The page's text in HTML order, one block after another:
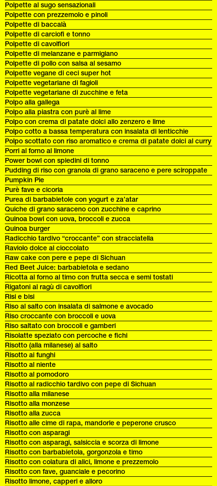
Polpette al sugo sensazionali
Polpette con prezzemolo e pinoli
Polpette di baccalà
Polpette di carciofi e tonno
Polpette di cavolfiori
Polpette di melanzane e parmigiano
Polpette di pollo con salsa al sesamo
Polpette vegane di ceci super hot
Polpette vegetariane di fagioli
Polpette vegetariane di zucchine e feta
Polpo alla gallega
Polpo alla piastra con purè al lime
Polpo con crema di patate dolci allo zenzero e lime
Polpo cotto a bassa temperatura con insalata di lenticchie
Polpo scottato con riso aromatico e crema di patate dolci al curry
Porri al forno al limone
Power bowl con spiedini di tonno
Pudding di riso con granola di grano saraceno e pere sciroppate
Pumpkin Pie
Purè fave e cicoria
Purea di barbabietole con yogurt e za’atar
Quiche di grano saraceno con zucchine e caprino
Quinoa bowl con uova, broccoli e zucca
Quinoa burger
Radicchio tardivo “croccante” con stracciatella
Raviolo dolce al cioccolato
Raw cake con pere e pepe di Sichuan
Red Beet Juice: barbabietola e sedano
Ricotta al forno al timo con frutta secca e semi tostati
Rigatoni al ragù di cavolfiori
Risi e bisi
Riso al salto con insalata di salmone e avocado
Riso croccante con broccoli e uova
Riso saltato con broccoli e gamberi
Risolatte speziato con percoche e fichi
Risotto (alla milanese) al salto
Risotto ai funghi
Risotto al niente
Risotto al pomodoro
Risotto al radicchio tardivo con pepe di Sichuan
Risotto alla milanese
Risotto alla monzese
Risotto alla zucca
Risotto alle cime di rapa, mandorle e peperone crusco
Risotto con asparagi
Risotto con asparagi, salsiccia e scorza di limone
Risotto con barbabietola, gorgonzola e timo
Risotto con colatura di alici, limone e prezzemolo
Risotto con fave, guanciale e pecorino
Risotto limone, capperi e alloro